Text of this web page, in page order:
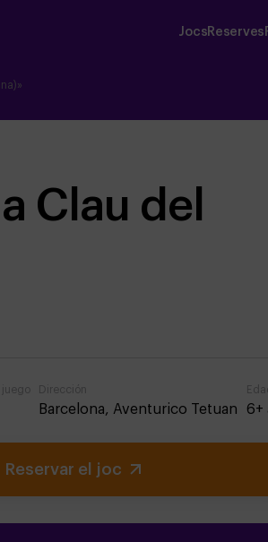
Jocs Reserves
Clau del
Dirección
Barcelona, Aventurico Tetuan
Edad
6+
Reservar el joc